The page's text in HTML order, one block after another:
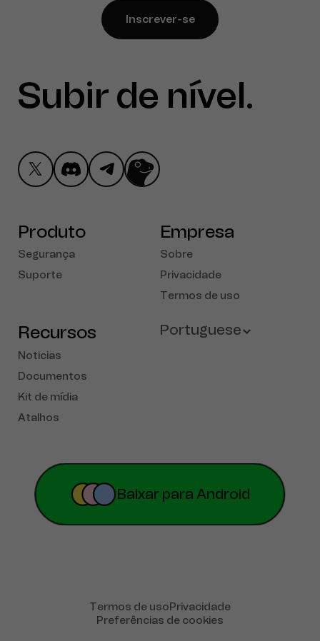
Inscrever-se
Subir de nível
Pressione Ctrl
.
Produto
Segurança
Suporte
Empresa
Sobre
Privacidade
Termos de uso
Recursos
Noticias
Documentos
Kit de mídia
Atalhos
Portuguese
Español
简体中文
Русский
Baixar para Android
Termos de usoPrivacidade
Preferências de cookies